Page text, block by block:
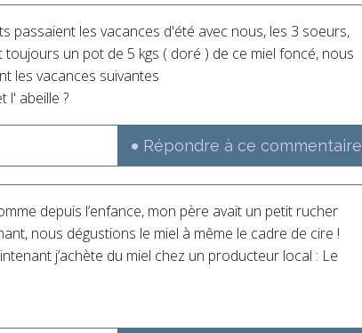
passaient les vacances d'été avec nous, les 3 soeurs,
un pot de 5 kgs ( doré ) de ce miel foncé, nous
les vacances suivantes
l' abeille ?
Répondre à ce commentaire
depuis l’enfance, mon père avait un petit rucher
nous dégustions le miel à même le cadre de cire !
j’achète du miel chez un producteur local : Le